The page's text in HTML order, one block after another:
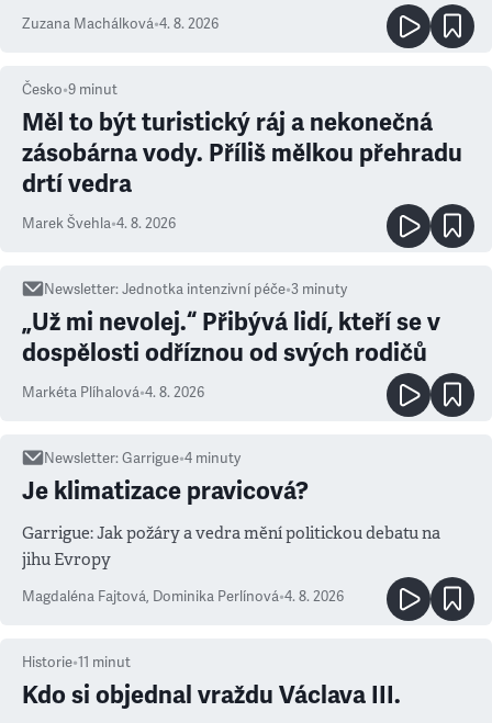
Zuzana Machálková•4. 8. 2026
Česko•9 minut
Měl to být turistický ráj a nekonečná
zásobárna vody. Příliš mělkou přehradu
drtí vedra
Marek Švehla•4. 8. 2026
Newsletter:Jednotka intenzivní péče•3 minuty
„Už mi nevolej.“ Přibývá lidí, kteří se v
dospělosti odříznou od svých rodičů
Markéta Plíhalová•4. 8. 2026
Newsletter:Garrigue•4 minuty
Je klimatizace pravicová?
Garrigue: Jak požáry a vedra mění politickou debatu na
jihu Evropy
Magdaléna Fajtová, Dominika Perlínová•4. 8. 2026
Historie•11 minut
Kdo si objednal vraždu Václava III.